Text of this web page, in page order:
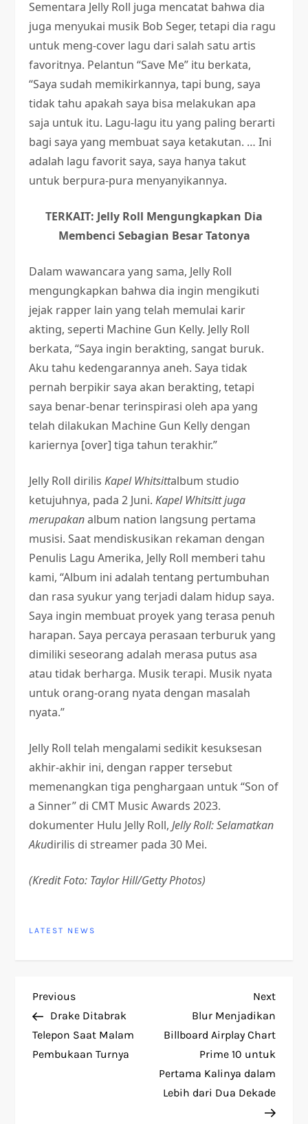
Sementara Jelly Roll juga mencatat bahwa dia
juga menyukai musik Bob Seger, tetapi dia ragu
untuk meng-cover lagu dari salah satu artis
favoritnya. Pelantun “Save Me” itu berkata,
“Saya sudah memikirkannya, tapi bung, saya
tidak tahu apakah saya bisa melakukan apa
saja untuk itu. Lagu-lagu itu yang paling berarti
bagi saya yang membuat saya ketakutan. … Ini
adalah lagu favorit saya, saya hanya takut
untuk berpura-pura menyanyikannya.
TERKAIT: Jelly Roll Mengungkapkan Dia
Membenci Sebagian Besar Tatonya
Dalam wawancara yang sama, Jelly Roll
mengungkapkan bahwa dia ingin mengikuti
jejak rapper lain yang telah memulai karir
akting, seperti Machine Gun Kelly. Jelly Roll
berkata, “Saya ingin berakting, sangat buruk.
Aku tahu kedengarannya aneh. Saya tidak
pernah berpikir saya akan berakting, tetapi
saya benar-benar terinspirasi oleh apa yang
telah dilakukan Machine Gun Kelly dengan
kariernya [over] tiga tahun terakhir.”
Jelly Roll dirilisKapel Whitsittalbum studio
ketujuhnya, pada 2 Juni.Kapel Whitsitt juga
merupakanalbum nation langsung pertama
musisi. Saat mendiskusikan rekaman dengan
Penulis Lagu Amerika, Jelly Roll memberi tahu
kami, “Album ini adalah tentang pertumbuhan
dan rasa syukur yang terjadi dalam hidup saya.
Saya ingin membuat proyek yang terasa penuh
harapan. Saya percaya perasaan terburuk yang
dimiliki seseorang adalah merasa putus asa
atau tidak berharga. Musik terapi. Musik nyata
untuk orang-orang nyata dengan masalah
nyata.”
Jelly Roll telah mengalami sedikit kesuksesan
akhir-akhir ini, dengan rapper tersebut
memenangkan tiga penghargaan untuk “Son of
a Sinner” di CMT Music Awards 2023.
dokumenter Hulu Jelly Roll,Jelly Roll: Selamatkan
Akudirilis di streamer pada 30 Mei.
(Kredit Foto: Taylor Hill/Getty Photos)
LATEST NEWS
P
o
s
Previous
Post
Previous
Drake Ditabrak
Telepon Saat Malam
Pembukaan Turnya
Next
Post
Next
Blur Menjadikan
Billboard Airplay Chart
Prime 10 untuk
Pertama Kalinya dalam
Lebih dari Dua Dekade